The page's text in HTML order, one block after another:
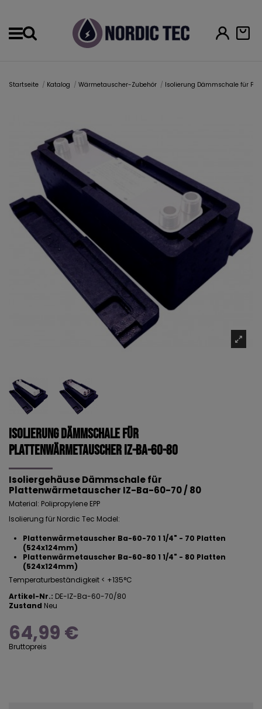
Startseite Katalog Wärmetauscher-Zubehör Isolierung Dämmschale für
Isolierung Dämmschale für
Plattenwärmetauscher IZ-Ba-60-80
Isoliergehäuse Dämmschale für
Plattenwärmetauscher IZ-Ba-60-70 / 80
Material: Polipropylene EPP
Isolierung für Nordic Tec Model:
Plattenwärmetauscher Ba-60-70 1 1/4" - 70 Platten
(524x124mm)
Plattenwärmetauscher Ba-60-80 1 1/4" - 80 Platten
(524x124mm)
Temperaturbeständigkeit < +135°C
Artikel-Nr.: DE-IZ-Ba-60-70/80
Zustand Neu
64,99 €
Bruttopreis